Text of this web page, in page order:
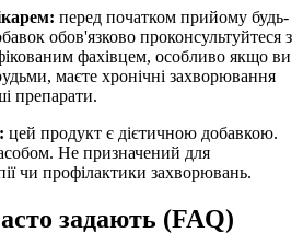
перед початком прийому будь-
обов'язково проконсультуйтеся з
фахівцем, особливо якщо ви
маєте хронічні захворювання
препарати.
цей продукт є дієтичною добавкою.
Не призначений для
чи профілактики захворювань.
задають (FAQ)